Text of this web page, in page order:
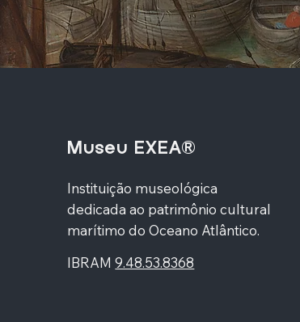
Museu EXEA®
Instituição museológica
dedicada ao patrimônio cultural
marítimo do Oceano Atlântico.
IBRAM9.48.53.8368